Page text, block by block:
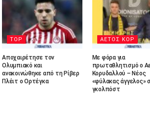
TOP
Αποχαιρέτησε τον
Ολυμπιακό και
ανακοινώθηκε από τη Ρίβερ
Πλέιτ ο Ορτέγκα
ΑΕΤΟΣ ΚΟΡ
Με φόρα για
πρωταθλητισμό ο
Κορυδαλλού – Νέος
«φύλακας άγγελος»
γκολπόστ